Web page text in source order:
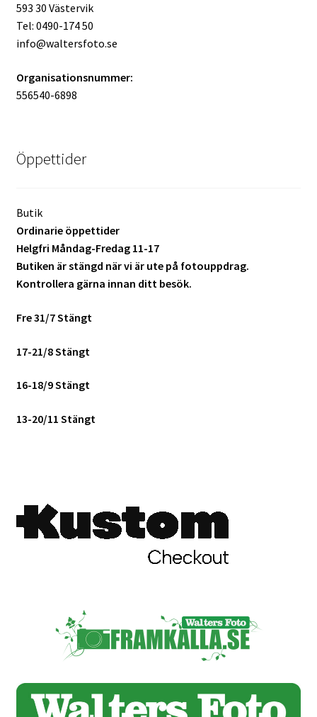
Kortläsare
Batterier för Nikon
Film & Engångskameror
Arkivering
Rengöring & Vård
Fyndhörnan
Luppar & Förstoringsglas
Begagnat & Fynd
Övrigt
Framkallning – Digitalt
Framkallning – Analogt
593 30 Västervik
Tel: 0490-174 50
info@waltersfoto.se
Organisationsnummer:
556540-6898
Öppettider
Butik
Ordinarie öppettider
Helgfri Måndag-Fredag 11-17
Butiken är stängd när vi är ute på fotouppdrag.
Kontrollera gärna innan ditt besök.
Fre 31/7 Stängt
17-21/8 Stängt
16-18/9 Stängt
13-20/11 Stängt